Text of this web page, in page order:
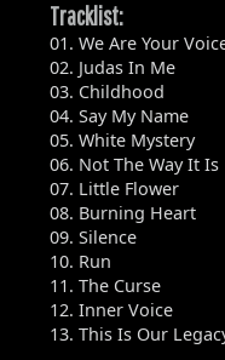
Tracklist:
01. We Are Your
02. Judas In Me
03. Childhood
04. Say My Name
05. White Mystery
06. Not The Way It Is
07. Little Flower
08. Burning Heart
09. Silence
10. Run
11. The Curse
12. Inner Voice
13. This Is Our